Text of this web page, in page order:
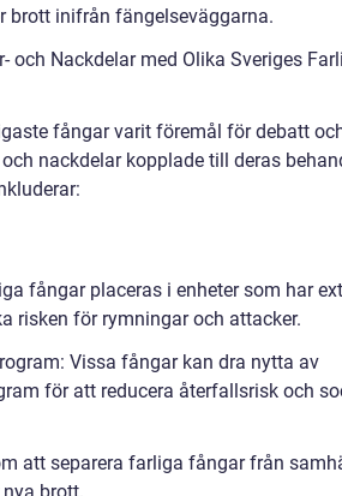
brott inifrån fängelseväggarna.
och Nackdelar med Olika Sveriges
fångar varit föremål för debatt
nackdelar kopplade till deras
fångar placeras i enheter som har
risken för rymningar och attacker.
Vissa fångar kan dra nytta av
för att reducera återfallsrisk och
att separera farliga fångar från